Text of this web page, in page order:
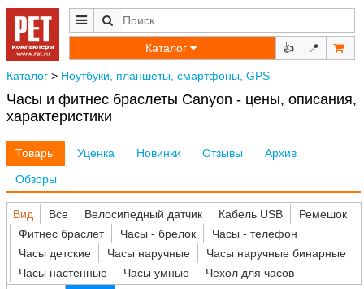
Каталог 👍 📍
Каталог > Ноутбуки, планшеты, смартфоны, GPS
Часы и фитнес браслеты Canyon - цены, описания,
характеристики
Товары Уценка Новинки Отзывы
Архив
Обзоры
Вид Все Велосипедный датчик Кабель USB
Ремешок
Фитнес браслет
Часы - брелок
Часы - телефон
Часы детские
Часы наручные
Часы наручные бинарные
Часы настенные
Часы умные
Чехол для часов